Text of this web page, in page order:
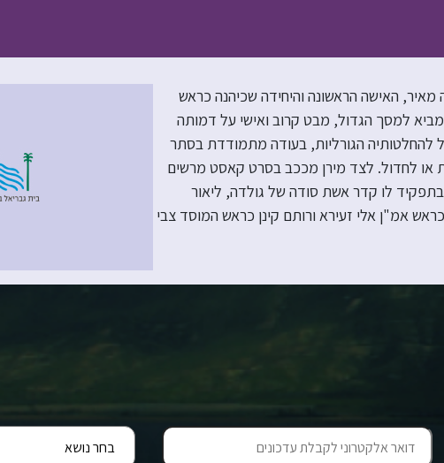
האישה הראשונה והיחידה שכיהנה כראש
גיא נתיב מביא למסך הגדול, מבט קרוב ואישי על דמותה
הגורליות, בעודה מתמודדת בסתר
או לחדול. לצד מירן מככב בסרט קאסט מרשים
בתפקיד לו קדר אשת סודה של גולדה, ליאור
אמ"ן אלי זעירא ורותם קינן כראש המוסד צבי